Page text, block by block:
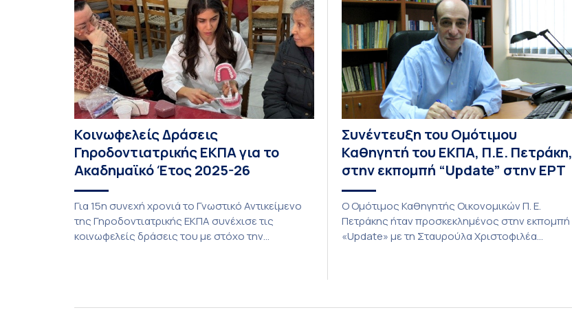
Κοινωφελείς Δράσεις
Γηροδοντιατρικής ΕΚΠΑ για το
Ακαδημαϊκό Έτος 2025-26
Για 15η συνεχή χρονιά το Γνωστικό Αντικείμενο
της Γηροδοντιατρικής ΕΚΠΑ συνέχισε τις
κοινωφελείς δράσεις του με στόχο την
περιλάμβανε εκπαιδευτικές δραστηριότητες στο
Συνέντευξη του Ομότιμου
Καθηγητή του ΕΚΠΑ, Π.Ε. Πετράκη,
στην εκπομπή “Update” στην ΕΡΤ
O Ομότιμος Καθηγητής Οικονομικών Π. Ε.
Πετράκης ήταν προσκεκλημένος στην εκπομπή
«Update» με τη Σταυρούλα Χριστοφιλέα
των τιμών στα καύσιμα. Για να δείτε τη